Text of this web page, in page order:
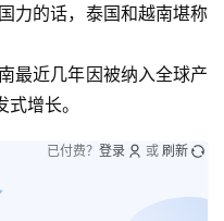
力的话，泰国和越南堪称
最近几年因被纳入全球产
增长。
已付费？ 登录 或 刷新